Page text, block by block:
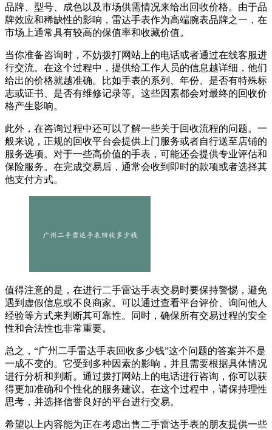
品牌、型号、成色以及市场供需情况来给出回收价格。由于品
牌效应和稀缺性的影响，雷达手表作为高端腕表品牌之一，在
市场上通常具有较高的保值率和收藏价值。
当你准备咨询时，不妨拨打网站上的电话或者通过在线客服进
行交流。在这个过程中，提供给工作人员的信息越详细，他们
给出的价格就越准确。比如手表的系列、年份、是否有特殊标
志或证书、是否有维修记录等。这些因素都会对最终的回收价
格产生影响。
此外，在咨询过程中还可以了解一些关于回收流程的问题。一
般来说，正规的回收平台会提供上门服务或者自行送至店铺的
服务选项。对于一些高价值的手表，可能还会提供专业评估和
保险服务。在完成交易后，通常会收到即时的款项或者选择其
他支付方式。
值得注意的是，在进行二手雷达手表交易时要保持警惕，避免
遇到虚假信息或不良商家。可以通过查看平台评价、询问他人
经验等方式来判断其可靠性。同时，确保所有交易过程的安全
性和合法性也非常重要。
总之，“广州二手雷达手表回收多少钱”这个问题的答案并不是
一成不变的。它受到多种因素的影响，并且需要根据具体情况
进行分析和判断。通过拨打网站上的电话进行咨询，你可以获
得更加准确和个性化的服务建议。在这个过程中，请保持理性
思考，并选择信誉良好的平台进行交易。
希望以上内容能为正在考虑出售二手雷达手表的朋友提供一些